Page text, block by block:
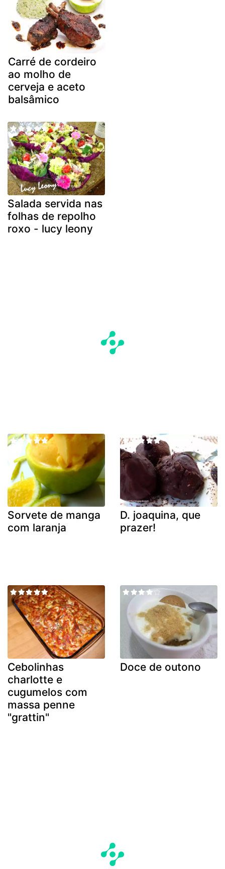
Carré de cordeiro
ao molho de
cerveja e aceto
balsâmico
Salada servida nas
folhas de repolho
roxo - lucy leony
Sorvete de manga
com laranja
D. joaquina, que
prazer!
Cebolinhas
charlotte e
cugumelos com
massa penne
"grattin"
Doce de outono